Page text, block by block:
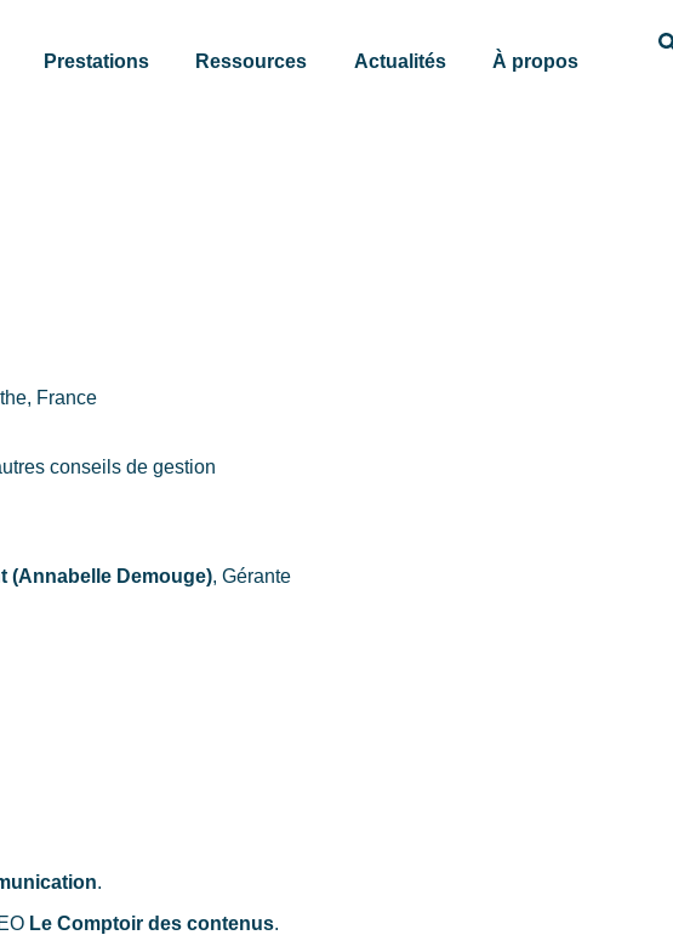
Prestations Ressources Actualités À propos
France
conseils de gestion
(Annabelle Demouge), Gérante
.
Le Comptoir des contenus.